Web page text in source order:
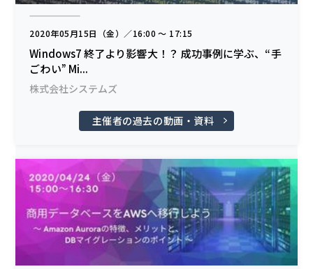
2020年05月15日（金）／16:00 〜 17:15
Windows7 終了より影響大！？ 成功事例に学ぶ、“手
ごわい” Mi...
株式会社システムズ
主催者の過去の動画・資料